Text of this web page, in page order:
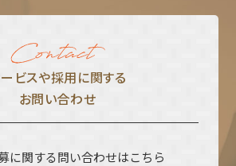
ビスや採⽤に関する
お問い合わせ
に関する問い合わせはこちら